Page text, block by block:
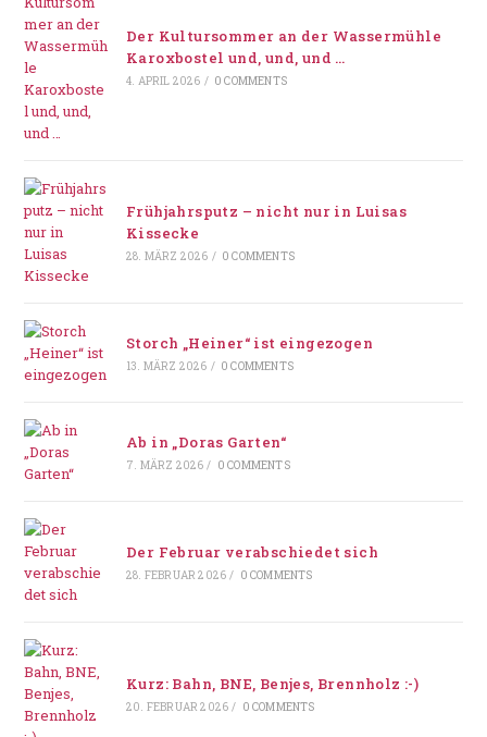
Der Kultursommer an der Wassermühle
Karoxbostel und, und, und …
4. APRIL 2026 / 0 COMMENTS
Frühjahrsputz – nicht nur in Luisas
Kissecke
28. MÄRZ 2026 / 0 COMMENTS
Storch „Heiner“ ist eingezogen
13. MÄRZ 2026 / 0 COMMENTS
Ab in „Doras Garten“
7. MÄRZ 2026 / 0 COMMENTS
Der Februar verabschiedet sich
28. FEBRUAR 2026 / 0 COMMENTS
Kurz: Bahn, BNE, Benjes, Brennholz :-)
20. FEBRUAR 2026 / 0 COMMENTS